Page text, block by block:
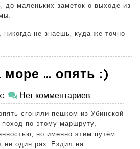
до маленьких заметок о выходе из
не знаешь, куда же точно
… опять :)
Нет комментариев
сгоняли пешком из Убинской
по этому маршруту,
но именно этим путём,
не один раз. Ездил на